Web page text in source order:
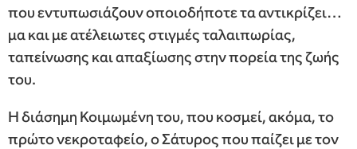
που εντυπωσιάζουν οποιοδήποτε τα αντικρίζει…
μα και με ατέλειωτες στιγμές ταλαιπωρίας,
ταπείνωσης και απαξίωσης στην πορεία της ζωής
του.
Η διάσημη Κοιμωμένη του, που κοσμεί, ακόμα, το
πρώτο νεκροταφείο, ο Σάτυρος που παίζει με τον